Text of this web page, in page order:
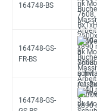
164748-BS
164748-GS-
FR-BS
164748-GS-